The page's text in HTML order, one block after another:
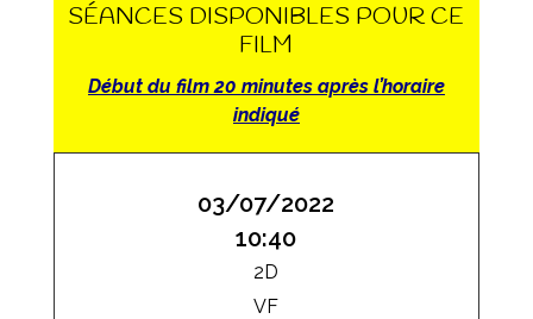
SÉANCES DISPONIBLES POUR CE
FILM
Début du film 20 minutes après l’horaire
indiqué
03/07/2022
10:40
2D
VF